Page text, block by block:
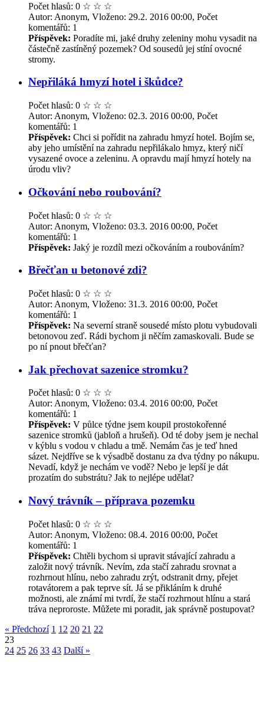
Počet hlasů: 0 ☆ ☆ ☆
Autor: Anonym, Vloženo: 29.2. 2016 00:00, Počet
komentářů: 1
Příspěvek: Poradíte mi, jaké druhy zeleniny mohu vysadit na
částečně zastíněný pozemek? Od sousedů jej stíní ovocné
stromy.
Nepřiláká hmyzí hotel i škůdce?
Počet hlasů: 0 ☆ ☆ ☆
Autor: Anonym, Vloženo: 02.3. 2016 00:00, Počet
komentářů: 1
Příspěvek: Chci si pořídit na zahradu hmyzí hotel. Bojím se,
aby jeho umístění na zahradu nepřilákalo hmyz, který ničí
vysazené ovoce a zeleninu. A opravdu mají hmyzí hotely na
úrodu vliv?
Očkování nebo roubování?
Počet hlasů: 0 ☆ ☆ ☆
Autor: Anonym, Vloženo: 03.3. 2016 00:00, Počet
komentářů: 1
Příspěvek: Jaký je rozdíl mezi očkováním a roubováním?
Břečťan u betonové zdi?
Počet hlasů: 0 ☆ ☆ ☆
Autor: Anonym, Vloženo: 31.3. 2016 00:00, Počet
komentářů: 1
Příspěvek: Na severní straně sousedé místo plotu vybudovali
betonovou zeď. Rádi bychom ji něčím zamaskovali. Bude se
po ní pnout břečťan?
Jak přechovat sazenice stromku?
Počet hlasů: 0 ☆ ☆ ☆
Autor: Anonym, Vloženo: 03.4. 2016 00:00, Počet
komentářů: 1
Příspěvek: V půlce týdne jsem koupil prostokořenné
sazenice stromků (jabloň a hrušeň). Od té doby jsem je nechal
v kýblu s vodou v chladu a tmě. Nemám čas je teď hned
sázet. Nejdříve se k výsadbě dostanu za dva týdny po nákupu.
Nevadí, když je nechám ve vodě? Nebo je lepší je dát
prozatím do substrátu? Jak to nejlépe udělat?
Nový trávník – příprava pozemku
Počet hlasů: 0 ☆ ☆ ☆
Autor: Anonym, Vloženo: 08.4. 2016 00:00, Počet
komentářů: 1
Příspěvek: Chtěli bychom si upravit stávající zahradu a
založit nový trávník. Nevím, zda stačí zahradu srovnat a
rozhrnout hlínu, nebo zahradu zrýt, odstranit drny, přejet
rotavátorem a pak teprve sít. Já se přikláním k druhé
možnosti, ale známí mi tvrdí, že stačí rozhrnout hlínu a stará
tráva neproroste. Můžete mi poradit, jak správně postupovat?
« Předchozí 1 12 20 21 22
23
24 25 26 33 43 Další »